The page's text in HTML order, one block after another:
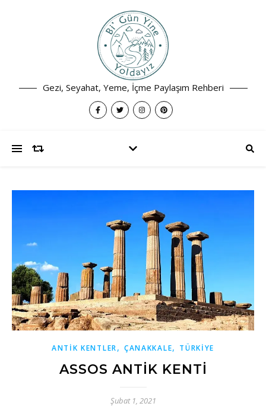
Gezi, Seyahat, Yeme, İçme Paylaşım Rehberi
ANTİK KENTLER, ÇANAKKALE, TÜRKİYE
ASSOS ANTIK KENTI
Şubat 1, 2021